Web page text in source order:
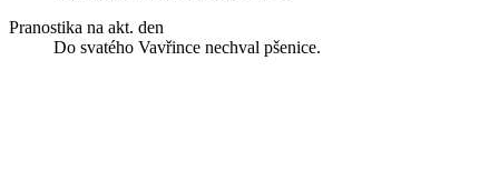
Pranostika na akt. den
Do svatého Vavřince nechval pšenice.